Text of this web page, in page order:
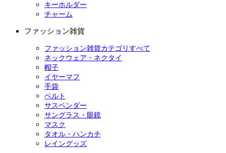
キーホルダー
チャーム
ファッション雑貨
ファッション雑貨カテゴリすべて
ネックウェア・ネクタイ
帽子
イヤーマフ
手袋
ベルト
サスペンダー
サングラス・眼鏡
マスク
タオル・ハンカチ
レイングッズ